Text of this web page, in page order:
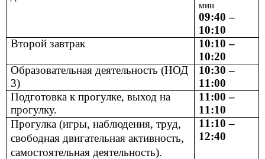
мин
09:40 –
10:10
Второй завтрак
10:10 –
10:20
Образовательная деятельность (НОД
3)
10:30 –
11:00
Подготовка к прогулке, выход на
прогулку.
11:00 –
11:10
Прогулка (игры, наблюдения, труд,
свободная двигательная активность,
самостоятельная деятельность).
11:10 –
12:40